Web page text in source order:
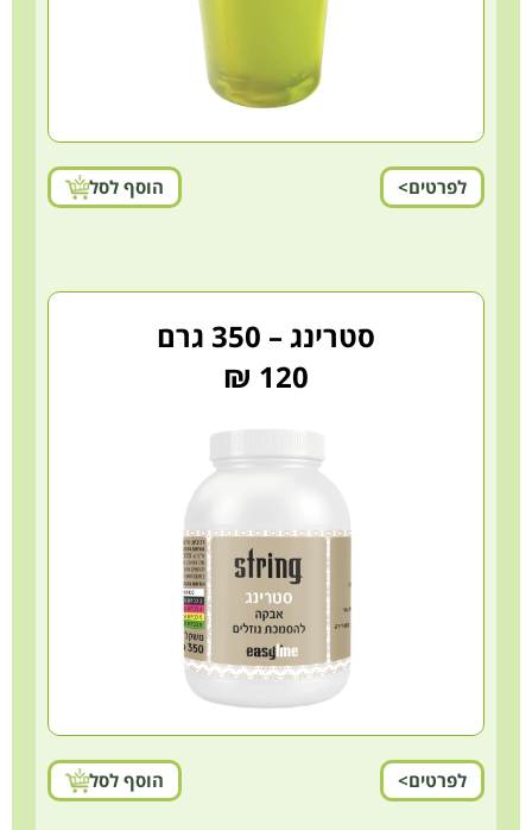
לפרטים> הוסף לסל
סטרינג – 350 גרם
120 ₪
לפרטים> הוסף לסל